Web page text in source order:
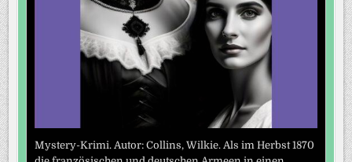
Mystery-Krimi. Autor: Collins, Wilkie. Als im Herbst 1870